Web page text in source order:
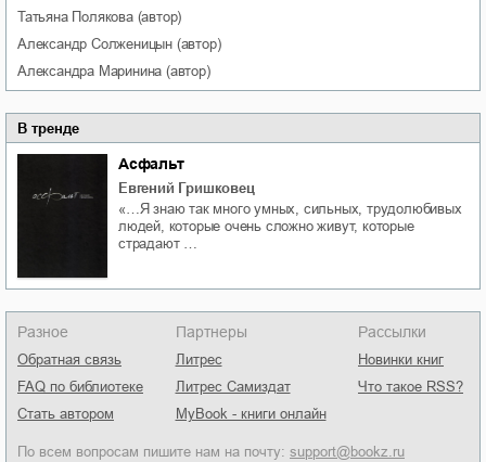
Татьяна Полякова(автор)
Александр Солженицын (автор)
Александра Маринина (автор)
В тренде
Асфальт
Евгений Гришковец
«…Я знаю так много умных, сильных, трудолюбивых
людей, которые очень сложно живут, которые
страдают …
Разное
Обратная связь
FAQ по библиотеке
Стать автором
Партнеры
Литрес
Литрес Самиздат
MyBook - книги онлайн
Рассылки
Новинки книг
Что такое RSS?
По всем вопросам пишите нам на почту: support@bookz.ru